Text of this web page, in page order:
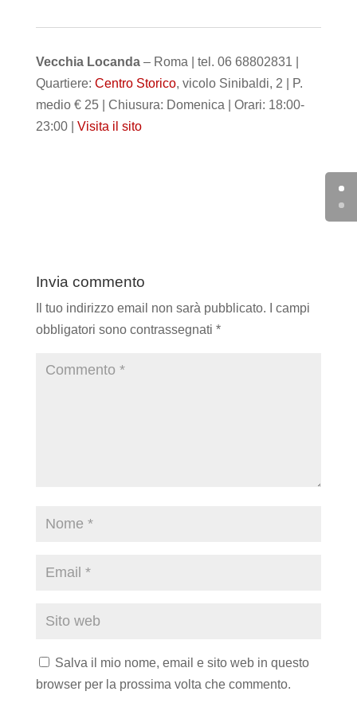
Vecchia Locanda– Roma | tel. 06 68802831 |
Quartiere: Centro Storico, vicolo Sinibaldi, 2 | P.
medio € 25 | Chiusura: Domenica | Orari: 18:00-
23:00 |
Visita il sito
Invia commento
Il tuo indirizzo email non sarà pubblicato.
I campi
obbligatori sono contrassegnati *
Salva il mio nome, email e sito web in questo
browser per la prossima volta che commento.